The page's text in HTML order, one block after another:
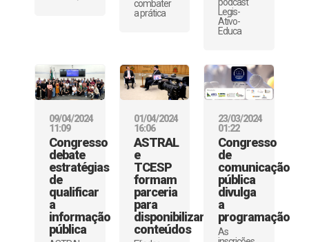
combater
a prática
podcast
Legis-
Ativo-
Educa
09/04/2024
11:09
Congresso
debate
estratégias
de
qualificar
a
informação
pública
01/04/2024
16:06
ASTRAL
e
TCESP
formam
parceria
para
disponibilizar
conteúdos
23/03/2024
01:22
Congresso
de
comunicação
pública
divulga
a
programação
As